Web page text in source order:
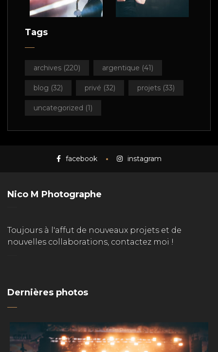
Tags
archives (220) argentique (41)
blog (32) privé (32) projets (33)
uncategorized (1)
facebook instagram
Nico M Photographe
Toujours à l'affut de nouveaux projets et de
nouvelles collaborations, contactez moi !
Dernières photos